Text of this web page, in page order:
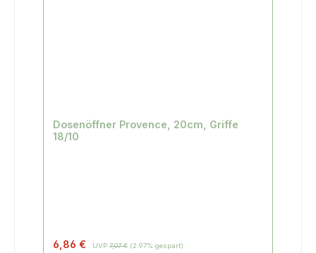
Dosenöffner Provence, 20cm, Griffe
18/10
6,86 € UVP 7,07 € (2.97% gespart)